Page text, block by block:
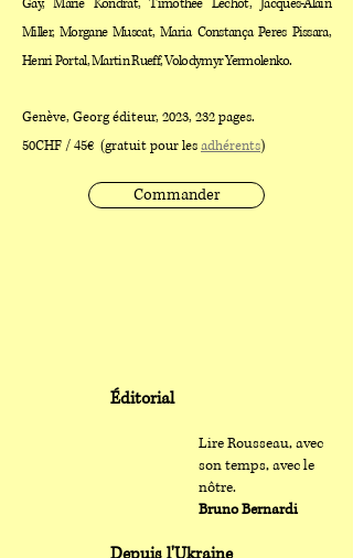
Gay, Marie Kondrat, Timothée Léchot, Jacques-Alain
Miller, Morgane Muscat, Maria Constança Peres Pissara,
Henri Portal, Martin Rueff, Volodymyr Yermolenko.
Genève, Georg éditeur, 2023, 232 pages.
50CHF / 45€ (gratuit pour lesadhérents)
Commander
Éditorial
Lire Rousseau, avec
son temps, avec le
nôtre.
Bruno Bernardi